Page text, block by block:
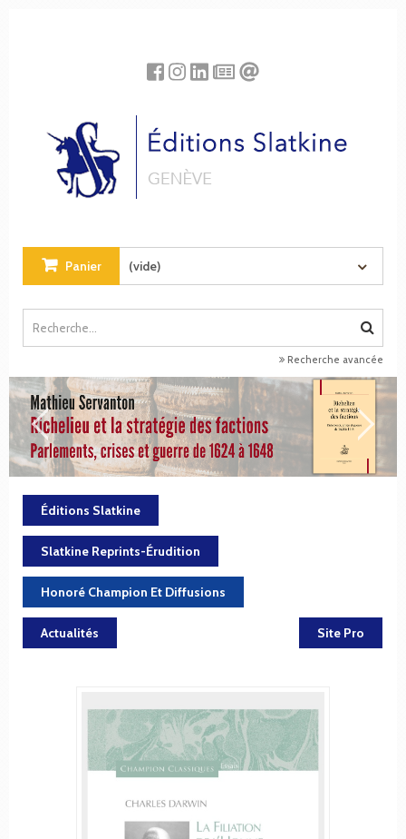
Panier (vide)
Recherche avancée
Éditions Slatkine
Slatkine Reprints-Érudition
Honoré Champion Et Diffusions
Actualités Site Pro